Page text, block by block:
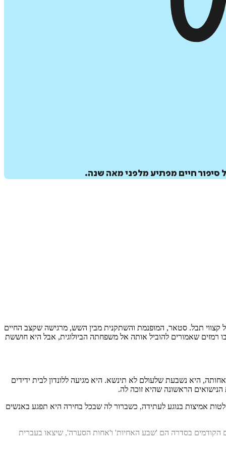
חיים מפתיע מלפני מאה שנה.
תבל. סטאר, המופנמת והשתקנית מבין השש, מרגישה שקצב החיים
רמזים שאמורים להוביל אותה אל משפחתה הביולוגית, אבל היא חוששת
היא נשבעת שלעולם לא תינשא. היא מגיעה ללונדון לבית ידידים
הראשונה שהיא זוכה לה.
אמיצות בנוגע לעתידה, כשברור לה שבכל בחירה היא תפגע באנשים
הקודמים בסדרה הם 'שבע האחיות' ו'אחות הסערה', שיצאו בעברית